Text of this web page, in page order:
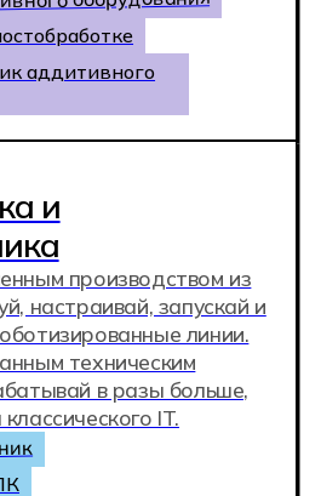
консультацию
персональных
базе лучшей
Hexlet. Хекслет —
помогают
Хекслет